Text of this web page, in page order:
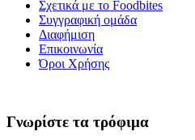
Σχετικά με το Foodbites
Συγγραφική ομάδα
Διαφήμιση
Επικοινωνία
Όροι Χρήσης
Γνωρίστε τα τρόφιμα